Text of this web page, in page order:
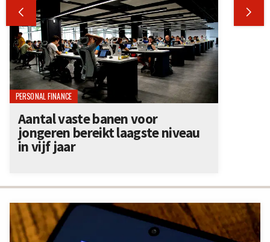
 
PERSONAL FINANCE
Aantal vaste banen voor
jongeren bereikt laagste niveau
in vijf jaar